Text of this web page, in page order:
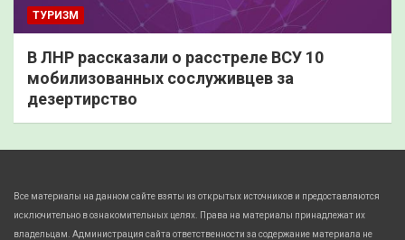
ТУРИЗМ
В ЛНР рассказали о расстреле ВСУ 10
мобилизованных сослуживцев за
дезертирство
Все материалы на данном сайте взяты из открытых источников и предоставляются
исключительно в ознакомительных целях. Права на материалы принадлежат их
владельцам. Администрация сайта ответственности за содержание материала не